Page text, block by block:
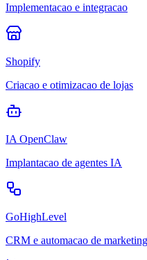
Implementacao e integracao
Shopify
Criacao e otimizacao de lojas
IA OpenClaw
Implantacao de agentes IA
GoHighLevel
CRM e automacao de marketing